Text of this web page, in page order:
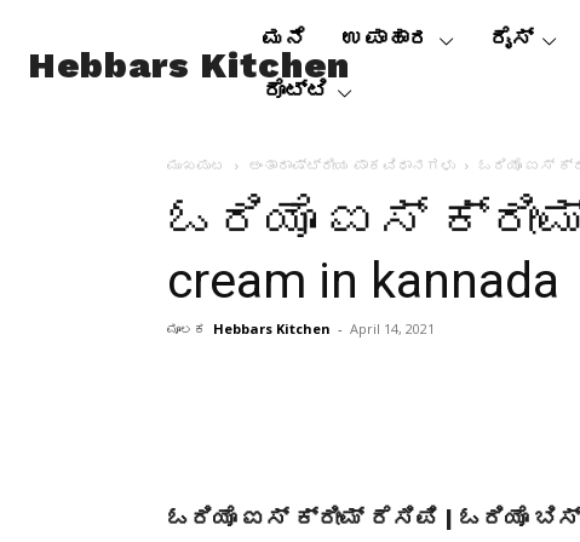
Hebbars Kitchen
ಮನೆ ಉಪಾಹಾರ ರೈಸ್
ರೊಟ್ಟಿ
ಮುಖಪುಟ ಅಂತಾರಾಷ್ಟ್ರೀಯ ಪಾಕವಿಧಾನಗಳು ಓರಿಯೊ ಐಸ್
ಓರಿಯೊ ಐಸ್ ಕ್ರೀಮ್
cream in kannada
ಮೂಲಕ Hebbars Kitchen - April 14, 2021
ಓರಿಯೊ ಐಸ್ ಕ್ರೀಮ್ ರೆಸಿಪಿ | ಓರಿಯೊ